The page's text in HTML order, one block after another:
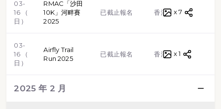
03-
16 （
日）
RMAC「沙田
10K」河畔賽
2025
已截止報名 香港 x 7
03-
16 （
日）
Airfly Trail
Run 2025
已截止報名 香港 x 1
2025 年 2 月